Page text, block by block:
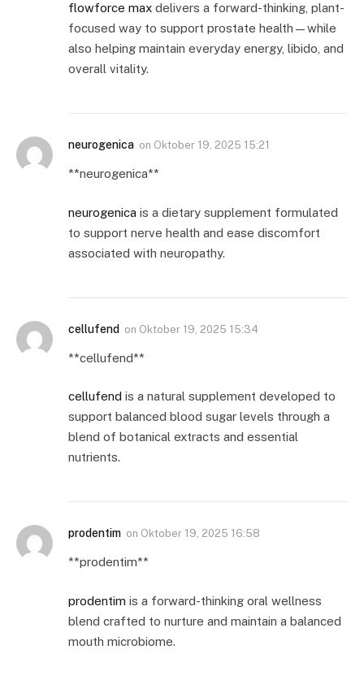
flowforce max delivers a forward-thinking, plant-
focused way to support prostate health—while
also helping maintain everyday energy, libido, and
overall vitality.
neurogenica on Oktober 19, 2025 15:21
** neurogenica**
neurogenica is a dietary supplement formulated
to support nerve health and ease discomfort
associated with neuropathy.
cellufend on Oktober 19, 2025 15:34
**cellufend**
cellufend is a natural supplement developed to
support balanced blood sugar levels through a
blend of botanical extracts and essential
nutrients.
prodentim on Oktober 19, 2025 16:58
** prodentim**
prodentim is a forward-thinking oral wellness
blend crafted to nurture and maintain a balanced
mouth microbiome.